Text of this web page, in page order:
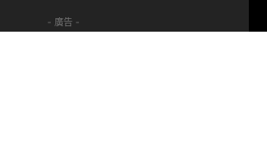
- 廣告 -